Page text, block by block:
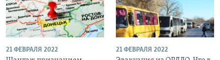
21 ФЕВРАЛЯ 2022 21 ФЕВРАЛЯ 2022